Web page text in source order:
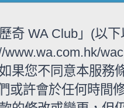
奇 WA Club」(以
www.wa.com.hk/
果您不同意本服務
或許會於任何時間